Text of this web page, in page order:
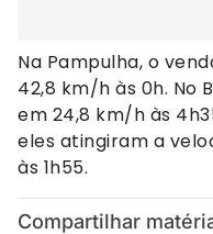
Na Pampulha, o
42,8 km/h às 0h. No
em 24,8 km/h às
eles atingiram a
às 1h55.
Compartilhar